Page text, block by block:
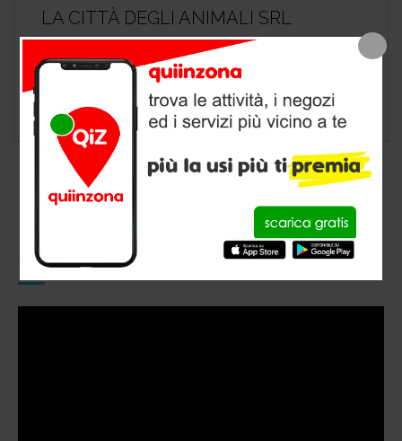
LA CITTÀ DEGLI ANIMALI SRL
negozio animali a Cocquio-Trevisago, provincia
CONOSCI QUIINZONA?